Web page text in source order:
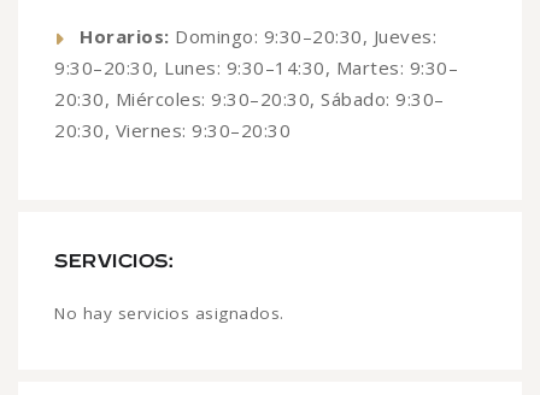
Horarios: Domingo: 9:30–20:30, Jueves:
9:30–20:30, Lunes: 9:30–14:30, Martes: 9:30–
20:30, Miércoles: 9:30–20:30, Sábado: 9:30–
20:30, Viernes: 9:30–20:30
SERVICIOS:
No hay servicios asignados.